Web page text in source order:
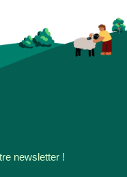
newsletter !